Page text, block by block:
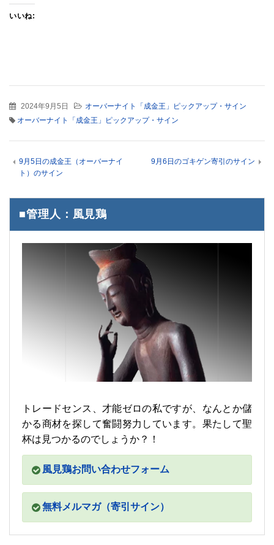
いいね:
2024年9月5日
オーバーナイト「成金王」ピックアップ・サイン
オーバーナイト「成金王」ピックアップ・サイン
9月5日の成金王（オーバーナイ
ト）のサイン
9月6日のゴキゲン寄引のサイン
■管理人：風見鶏
トレードセンス、才能ゼロの私ですが、なんとか儲
かる商材を探して奮闘努力しています。果たして聖
杯は見つかるのでしょうか？！
風見鶏お問い合わせフォーム
無料メルマガ（寄引サイン）